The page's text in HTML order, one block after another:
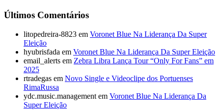
Últimos Comentários
litopedreira-8823 em Voronet Blue Na Liderança Da Super
Eleição
hyubrisfada em Voronet Blue Na Liderança Da Super Eleição
email_alerts em Zebra Libra Lança Tour “Only For Fans” em
2025
rtradegas em Novo Single e Videoclipe dos Portuenses
RimaRussa
ydc.music.management em Voronet Blue Na Liderança Da
Super Eleição